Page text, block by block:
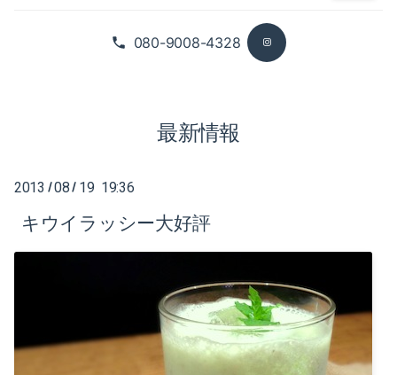
080-9008-4328
2021-01（2）
2020-08（1）
2020-01（2）
2019-12（1）
2019-10（1）
最新情報
2013 /08 / 19 19:36
キウイラッシー大好評